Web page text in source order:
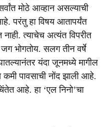
मोठे आव्हान असल्याची
परंतु हा विषय आतापर्यंत
नाही. त्याचेच अत्यंत विपरीत
भोगतोय. सलग तीन वर्षे
यंदा जूनमध्ये मागील
कमी पावसाची नोंद झाली आहे.
आहे. हा ‘एल निनो’चा